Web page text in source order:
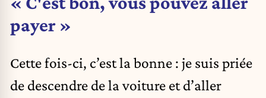
payer »
Cette fois-ci, c’est la bonne : je suis priée
de descendre de la voiture et d’aller